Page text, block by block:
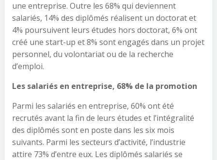
une entreprise. Outre les 68% qui deviennent
salariés, 14% des diplômés réalisent un doctorat et
4% poursuivent leurs études hors doctorat, 6% ont
créé une start-up et 8% sont engagés dans un projet
personnel, du volontariat ou de la recherche
d’emploi.
Les salariés en entreprise, 68% de la promotion
Parmi les salariés en entreprise, 60% ont été
recrutés avant la fin de leurs études et l’intégralité
des diplômés sont en poste dans les six mois
suivants. Parmi les secteurs d’activité, l’industrie
attire 73% d’entre eux. Les diplômés salariés se